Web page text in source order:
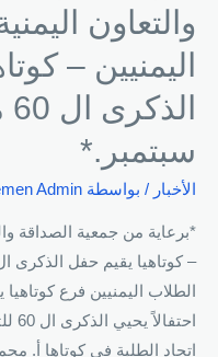
والتعاون
اليمنيين –
سبتمبر.*
الأخبار / بواسطة Admin
*برعاية من جمعية الصداقة